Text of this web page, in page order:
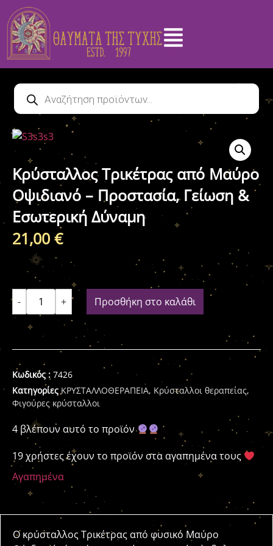
Κρύσταλλος Τρικέτρας από Μαύρο
Οψιδιανό – Προστασία, Γείωση &
Εσωτερική Δύναμη
21,00 €
- + Προσθήκη στο καλάθι
Κωδικός : 7426
Κατηγορίες ΚΡΥΣΤΑΛΛΟΘΕΡΑΠΕΙΑ, Κρύσταλλοι θεραπείας,
Φιγούρες κρύσταλλοι
4 βλέπουν αυτό το προϊόν
19 χρήστες έχουν το προϊόν στα αγαπημένα τους
Αγαπημένα
Ο κρύσταλλος Τρικέτρας από φυσικό Μαύρο